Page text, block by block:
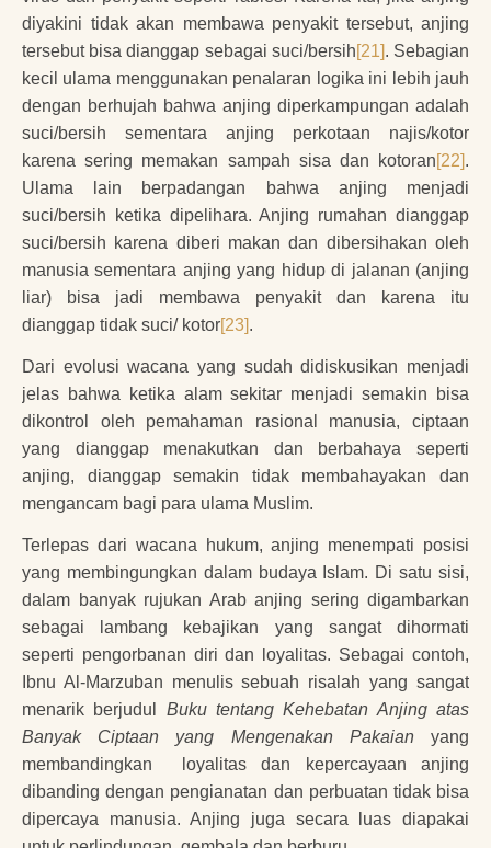
diyakini tidak akan membawa penyakit tersebut, anjing
tersebut bisa dianggap sebagai suci/bersih[21]. Sebagian
kecil ulama menggunakan penalaran logika ini lebih jauh
dengan berhujah bahwa anjing diperkampungan adalah
suci/bersih sementara anjing perkotaan najis/kotor
karena sering memakan sampah sisa dan kotoran[22].
Ulama lain berpadangan bahwa anjing menjadi
suci/bersih ketika dipelihara. Anjing rumahan dianggap
suci/bersih karena diberi makan dan dibersihakan oleh
manusia sementara anjing yang hidup di jalanan (anjing
liar) bisa jadi membawa penyakit dan karena itu
dianggap tidak suci/ kotor[23].
Dari evolusi wacana yang sudah didiskusikan menjadi
jelas bahwa ketika alam sekitar menjadi semakin bisa
dikontrol oleh pemahaman rasional manusia, ciptaan
yang dianggap menakutkan dan berbahaya seperti
anjing, dianggap semakin tidak membahayakan dan
mengancam bagi para ulama Muslim.
Terlepas dari wacana hukum, anjing menempati posisi
yang membingungkan dalam budaya Islam. Di satu sisi,
dalam banyak rujukan Arab anjing sering digambarkan
sebagai lambang kebajikan yang sangat dihormati
seperti pengorbanan diri dan loyalitas. Sebagai contoh,
Ibnu Al-Marzuban menulis sebuah risalah yang sangat
menarik berjudul Buku tentang Kehebatan Anjing atas
Banyak Ciptaan yang Mengenakan Pakaianyang
membandingkan loyalitas dan kepercayaan anjing
dibanding dengan pengianatan dan perbuatan tidak bisa
dipercaya manusia. Anjing juga secara luas diapakai